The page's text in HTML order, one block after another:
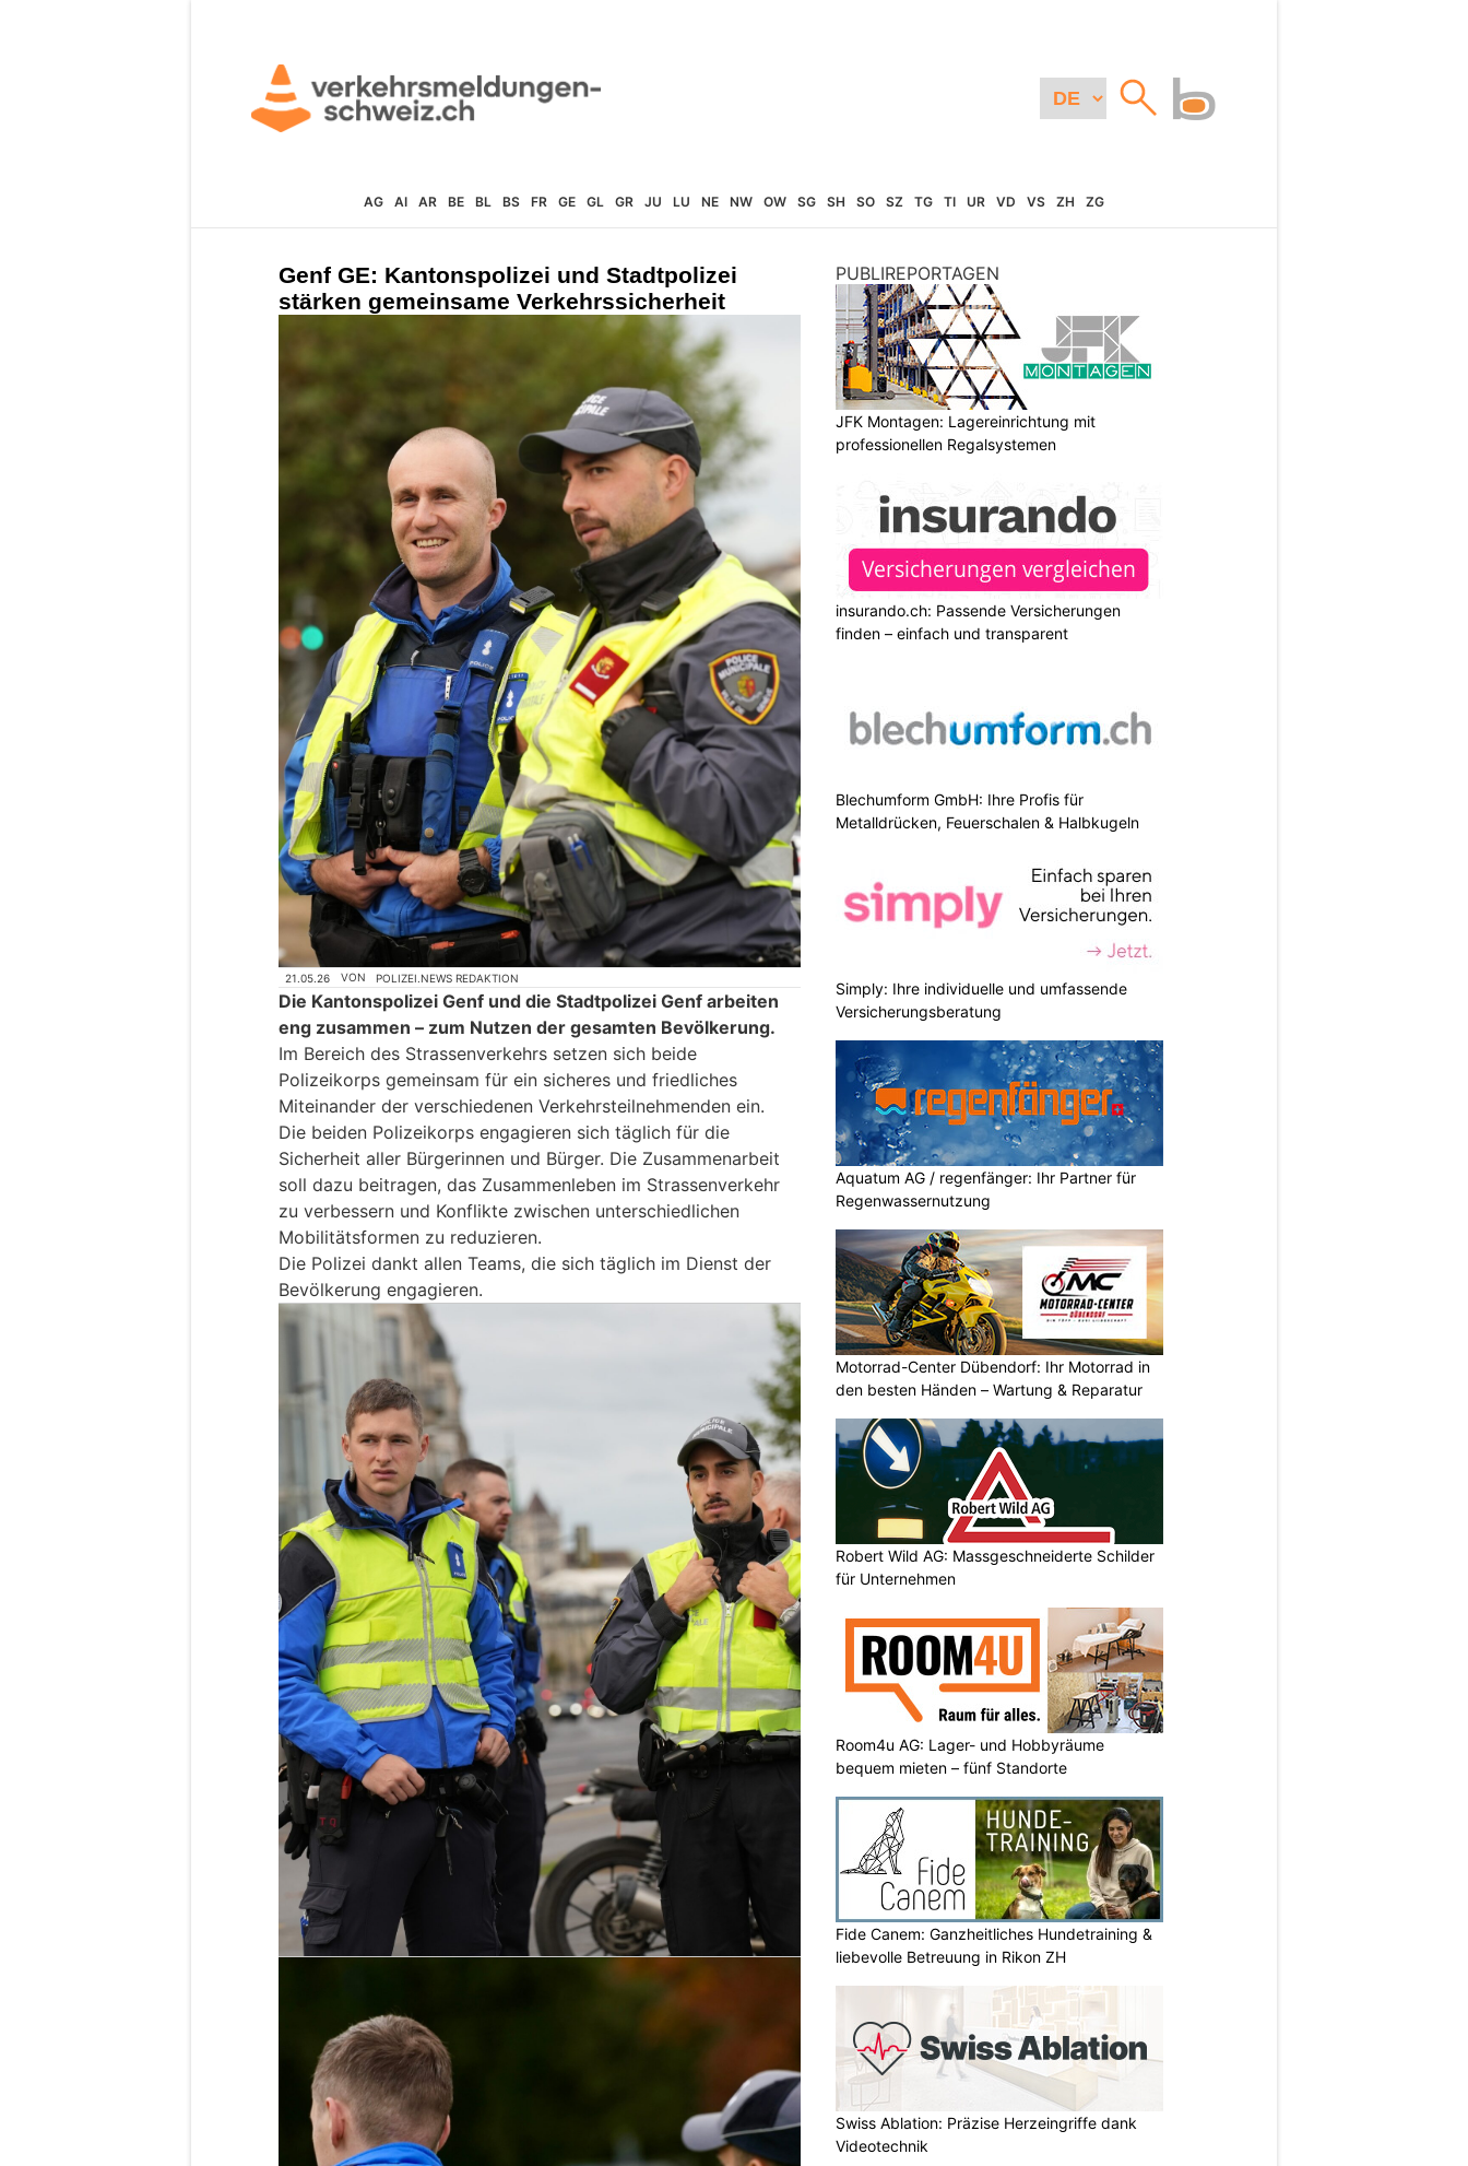
AG AI AR BE BL BS FR GE GL GR JU LU NE NW OW SG SH SO SZ TG TI UR VD VS ZH ZG
Genf GE: Kantonspolizei und Stadtpolizei
stärken gemeinsame Verkehrssicherheit
21.05.26 VON POLIZEI.NEWS REDAKTION
Die Kantonspolizei Genf und die Stadtpolizei Genf arbeiten
eng zusammen – zum Nutzen der gesamten Bevölkerung.
Im Bereich des Strassenverkehrs setzen sich beide
Polizeikorps gemeinsam für ein sicheres und friedliches
Miteinander der verschiedenen Verkehrsteilnehmenden ein.
Die beiden Polizeikorps engagieren sich täglich für die
Sicherheit aller Bürgerinnen und Bürger. Die Zusammenarbeit
soll dazu beitragen, das Zusammenleben im Strassenverkehr
zu verbessern und Konflikte zwischen unterschiedlichen
Mobilitätsformen zu reduzieren.
Die Polizei dankt allen Teams, die sich täglich im Dienst der
Bevölkerung engagieren.
PUBLIREPORTAGEN
JFK Montagen: Lagereinrichtung mit
professionellen Regalsystemen
insurando.ch: Passende Versicherungen
finden – einfach und transparent
Blechumform GmbH: Ihre Profis für
Metalldrücken, Feuerschalen & Halbkugeln
Simply: Ihre individuelle und umfassende
Versicherungsberatung
Aquatum AG / regenfänger: Ihr Partner für
Regenwassernutzung
Motorrad-Center Dübendorf: Ihr Motorrad in
den besten Händen – Wartung & Reparatur
Robert Wild AG: Massgeschneiderte Schilder
für Unternehmen
Room4u AG: Lager- und Hobbyräume
bequem mieten – fünf Standorte
Fide Canem: Ganzheitliches Hundetraining &
liebevolle Betreuung in Rikon ZH
Swiss Ablation: Präzise Herzeingriffe dank
Videotechnik